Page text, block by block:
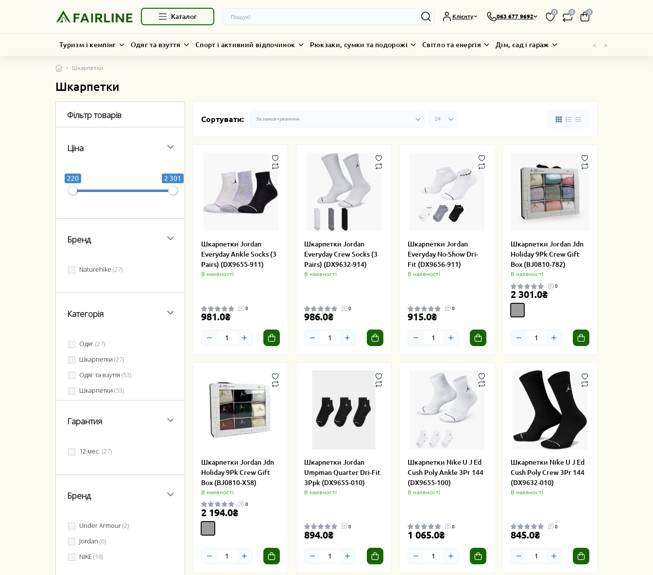
Каталог Клієнту 063 677 9692
0 0 0
Туризм і кемпінг Одяг та взуття Спорт і активний відпочинок Рюкзаки, сумки та подорожі Світло та енергія Дім, сад і гараж < >
Шкарпетки
Шкарпетки
Фільтр товарів
Ціна
220 2 301
Бренд
Naturehike (27)
Категорія
Одяг(27)
Шкарпетки (27)
Одяг та взуття (53)
Шкарпетки (53)
Гарантия
12 мес. (27)
Бренд
Under Armour(2)
Jordan (6)
NIKE(18)
Сортувати:
Шкарпетки Jordan
Everyday Ankle Socks (3
Pairs) (DX9655-911)
В наявності
0
981.0₴
Шкарпетки Jordan
Everyday Crew Socks (3
Pairs) (DX9632-914)
В наявності
0
986.0₴
Шкарпетки Jordan
Everyday No-Show Dri-
Fit (DX9656-911)
В наявності
0
915.0₴
Шкарпетки Jordan Jdn
Holiday 9Pk Crew Gift
Box (BJ0810-782)
В наявності
0
2 301.0₴
Шкарпетки Jordan Jdn
Holiday 9Pk Crew Gift
Box (BJ0810-X58)
В наявності
0
2 194.0₴
Шкарпетки Jordan
Umpman Quarter Dri-Fit
3Ppk (DX9655-010)
В наявності
0
894.0₴
Шкарпетки Nike U J Ed
Cush Poly Ankle 3Pr 144
(DX9655-100)
В наявності
0
1 065.0₴
Шкарпетки Nike U J Ed
Cush Poly Crew 3Pr 144
(DX9632-010)
В наявності
0
845.0₴